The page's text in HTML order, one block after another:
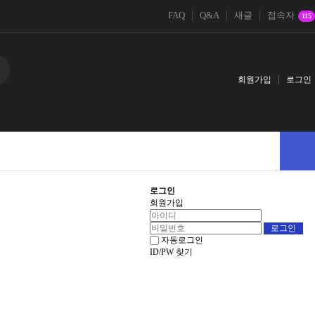
FAQ Q&A 새글 접속자 115
회원가입 로그인
로그인
회원가입
자동로그인
ID/PW 찾기